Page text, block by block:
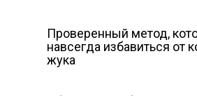
Проверенный метод,
навсегда избавиться от
жука